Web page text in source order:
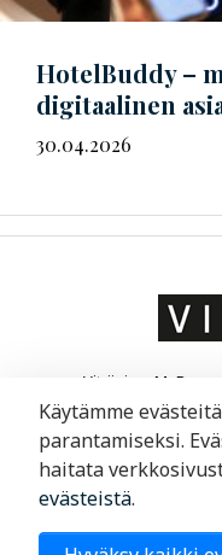
HotelBuddy –
digitaalinen
30.04.2026
Vitriini on MaRa
suunnattu
liikkeenjohdolle.
Käytämme
parantamiseksi.
haitata
evästeistä.